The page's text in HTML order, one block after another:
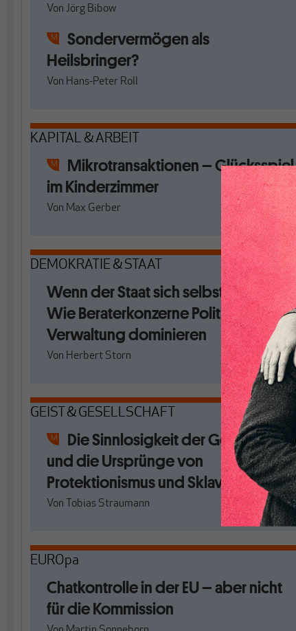
Von Jörg Bibow
Sondervermögen als
Heilsbringer?
Von Hans-Peter Roll
KAPITAL & ARBEIT
Mikrotransaktionen – Glücksspiel
im Kinderzimmer
Von Max Gerber
DEMOKRATIE & STAAT
Wenn der Staat sich selbst abschafft:
Wie Beraterkonzerne Politik und
Verwaltung dominieren
Von Herbert Storn
GEIST & GESELLSCHAFT
Die Sinnlosigkeit der Geschichte
und die Ursprünge von
Protektionismus und Sklaverei
Von Tobias Straumann
EUROpa
Chatkontrolle in der EU – aber nicht
für die Kommission